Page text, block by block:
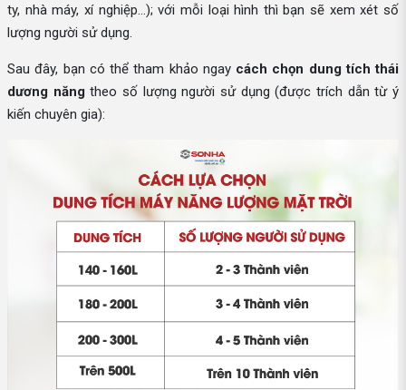
ty, nhà máy, xí nghiệp...); với mỗi loại hình thì bạn sẽ xem xét số
lượng người sử dụng.
Sau đây, bạn có thể tham khảo ngay cách chọn dung tích thái
dương năngtheo số lượng người sử dụng (được trích dẫn từ ý
kiến chuyên gia):